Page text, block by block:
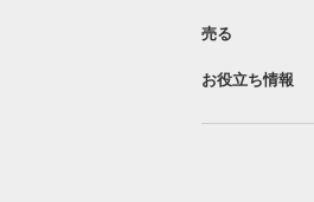
売る
お役立ち情報